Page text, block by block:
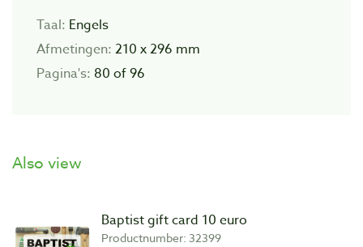
Taal: Engels
Afmetingen: 210 x 296 mm
Pagina's: 80 of 96
Also view
Baptist gift card 10 euro
Productnumber: 32399